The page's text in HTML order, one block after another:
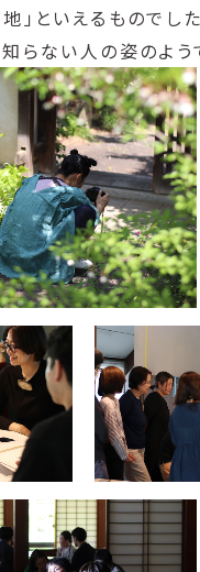
」といえるものでし
らない人の姿のよう